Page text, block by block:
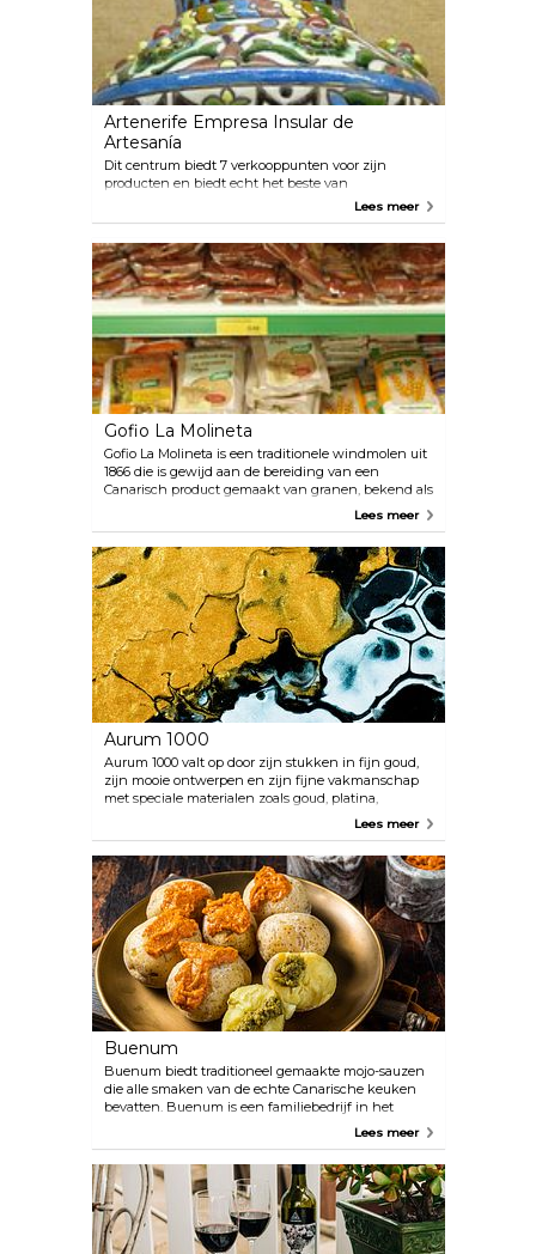
Artenerife Empresa Insular de
Artesanía
Dit centrum biedt 7 verkooppunten voor zijn
producten en biedt echt het beste van
handgemaakte kunst op het eiland, waaronder
textiel, aardewerk, metaalwerk, houtwerk en
zijn voorzien van de duidelijke Artenerife-
certificering, die hun oorsprong en kwaliteit
garandeert, en zijn met trots voorzien van de
AENOR-certificering. Je kunt Artenerife-winkels op
verschillende locaties ontdekken, waaronder Puerto
de la Cruz, Santa Cruz de Tenerife, Las Americas,
Playa de las Vistas en La Orotava.
Lees meer
Gofio La Molineta
Gofio La Molineta is een traditionele windmolen uit
1866 die is gewijd aan de bereiding van een
Canarisch product gemaakt van granen, bekend als
Gofio. Dit veelzijdige ingrediënt wordt gebruikt in
verkrijgbaar in verschillende heerlijke variaties,
waaronder zeven ontbijtgranen, kikkererwten en
traditionele tarwe, allemaal zorgvuldig gemalen
volgens de traditionele molensteenmethode. Gofio
La Molineta verruimt zijn horizon en exporteert zijn
producten nu naar veeleisende klanten in de
Verenigde Staten en Duitsland, en hun assortiment
is gemakkelijk online toegankelijk voor liefhebbers
van heinde en verre.
Lees meer
Aurum 1000
Aurum 1000 valt op door zijn stukken in fijn goud,
zijn mooie ontwerpen en zijn fijne vakmanschap
met speciale materialen zoals goud, platina,
diamanten en lava met behulp van traditionele
etablissement kunnen ook genieten van een
persoonlijke service, met directe consulten van de
meester goudsmid, Peter Krahn. Neem exclusieve
juwelen mee naar huis als een onuitwisbaar
aandenken aan de sterrennachten van Tenerife, de
ruige vulkanische landschappen en de altijd
aanwezige zon in het zuiden van het eiland.
Lees meer
Buenum
Buenum biedt traditioneel gemaakte mojo-sauzen
die alle smaken van de echte Canarische keuken
bevatten. Buenum is een familiebedrijf in het
noorden van Tenerife met een schat aan ervaring
teruggaat. Ze hebben, op basis van het recept van
hun oma, een totaal innovatieve sausenlijn
gemaakt. Er zijn zeven smaken, allemaal zonder
conserveringsmiddelen of kleurstoffen en gemaakt
met olijfolie.
Lees meer